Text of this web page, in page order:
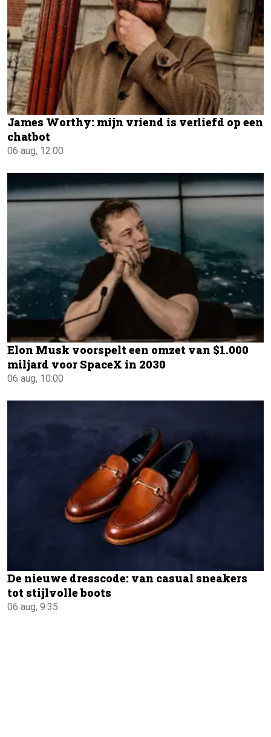
James Worthy: mijn vriend is verliefd op een
chatbot
06 aug, 12:00
Elon Musk voorspelt een omzet van $1.000
miljard voor SpaceX in 2030
06 aug, 10:00
De nieuwe dresscode: van casual sneakers
tot stijlvolle boots
06 aug, 9:35